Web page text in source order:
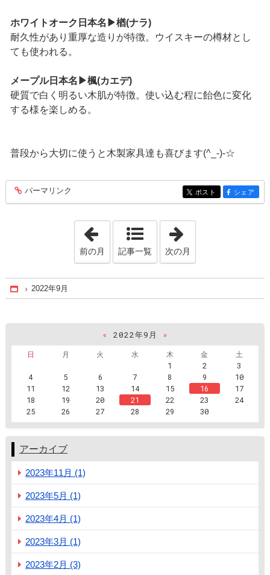
ホワイトオーク日本名▶︎楢(ナラ)
耐久性があり重厚な造りが特徴。ウイスキーの樽材とし
ても使われる。
メープル日本名▶︎楓(カエデ)
硬質で白く明るい木肌が特徴。使い込む程に飴色に変化
する様を楽しめる。
普段から大切に使うと木製家具達も喜びます(^_-)-☆
entry137
パーマリンク entry137
ポスト entry137
シェア
「2022年1月」
前の月 記事一覧 次の月
Home
2022年9月
« 2022年9月
»
日
月 火 水 木 金
土
1
2
3
4
5 6 7 8 9
10
11
12 13 14 15 16
17
18
19 20 21 22 23
24
25
26 27 28 29 30
アーカイブ
2023年11月 (1)
2023年5月 (1)
2023年4月 (1)
2023年3月 (1)
2023年2月 (3)